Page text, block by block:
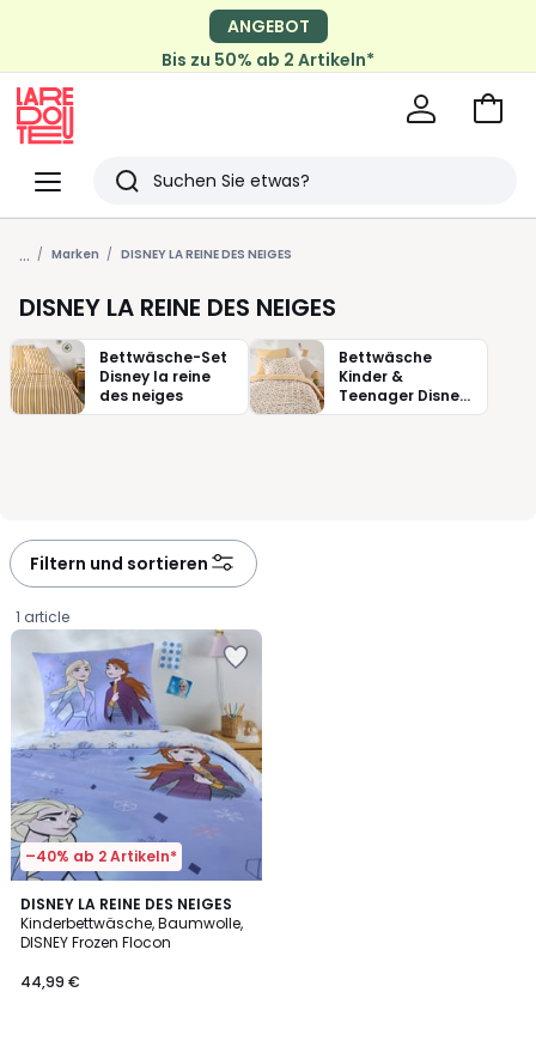
ANGEBOT
Bis zu 50% ab 2 Artikeln*
Menü
Redoute
Suchen
Zuletzt
angesehen
Artikel
Zum
... Marken DISNEY LA REINE DES NEIGES
DISNEY LA REINE DES NEIGES
Bettwäsche-Set
Disney la reine
des neiges
Bettwäsche
Kinder &
Teenager Disney
la reine des
Filtern und sortieren
1 article
–40% ab 2 Artikeln*
DISNEY LA REINE DES NEIGES
Kinderbettwäsche, Baumwolle,
DISNEY Frozen Flocon
€.
44,99 €